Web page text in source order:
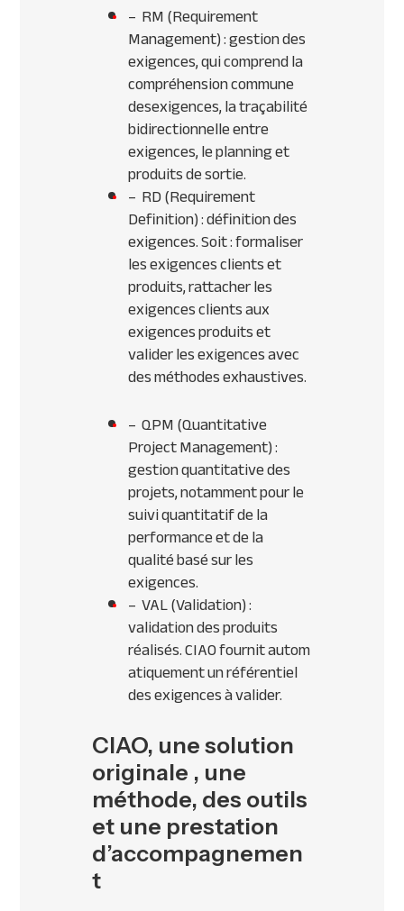
– RM (Requirement
Management) : gestion des
exigences, qui comprend la
compréhension commune
desexigences, la traçabilité
bidirectionnelle entre
exigences, le planning et
produits de sortie.
– RD (Requirement
Definition) : définition des
exigences. Soit : formaliser
les exigences clients et
produits, rattacher les
exigences clients aux
exigences produits et
valider les exigences avec
des méthodes exhaustives.
– QPM (Quantitative
Project Management) :
gestion quantitative des
projets, notamment pour le
suivi quantitatif de la
performance et de la
qualité basé sur les
exigences.
– VAL (Validation) :
validation des produits
réalisés. CIAO fournit autom
atiquement un référentiel
des exigences à valider.
CIAO, une solution
originale , une
méthode, des outils
et une prestation
d’accompagnemen
t